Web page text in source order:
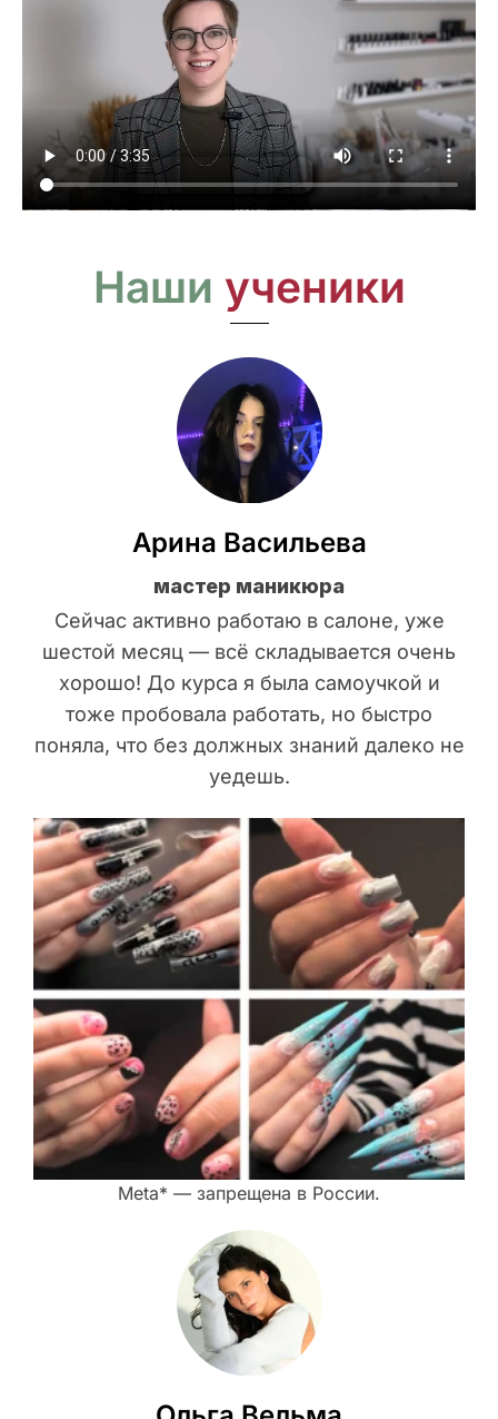
Наши ученики
Арина Васильева
мастер маникюра
Сейчас активно работаю в салоне, уже
шестой месяц — всё складывается очень
хорошо! До курса я была самоучкой и
тоже пробовала работать, но быстро
поняла, что без должных знаний далеко не
уедешь.
Meta* — запрещена в России.